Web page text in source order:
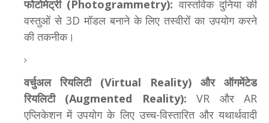
फोटोमेट्री (Photogrammetry): वास्तविक दुनिया की
वस्तुओं से 3D मॉडल बनाने के लिए तस्वीरों का उपयोग करने
की तकनीक।
वर्चुअल रियलिटी (Virtual Reality) और ऑगमेंटेड
रियलिटी (Augmented Reality): VR और AR
एप्लिकेशन में उपयोग के लिए उच्च-विस्तारित और यथार्थवादी